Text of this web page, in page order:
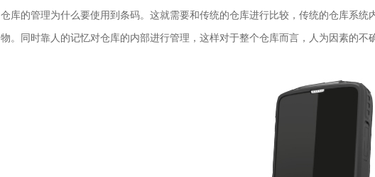
仓库的管理为什么要使用到条码。这就需要和传统的仓库进行比较，传统的仓库系
物。同时靠人的记忆对仓库的内部进行管理，这样对于整个仓库而言，人为因素的不